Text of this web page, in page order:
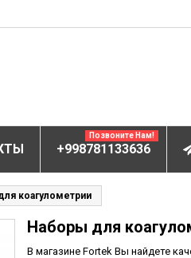
+998781133636
Позвоните Нам!
коагулометрии
Наборы для
В магазине Fortek Вы найдете